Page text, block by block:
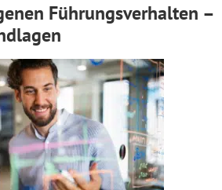
Führungsverhalten –